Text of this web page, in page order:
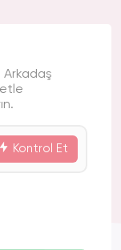
Arkadaş
Kontrol Et